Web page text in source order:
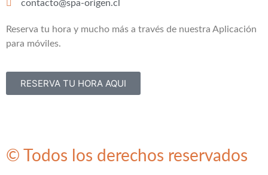
contacto@spa-origen.cl
Reserva tu hora y mucho más a través de nuestra Aplicación
para móviles.
RESERVA TU HORA AQUI
© Todos los derechos reservados